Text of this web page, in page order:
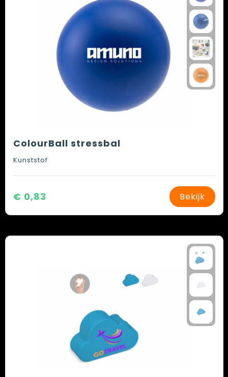
ColourBall stressbal
Kunststof
€ 0,83 Bekijk